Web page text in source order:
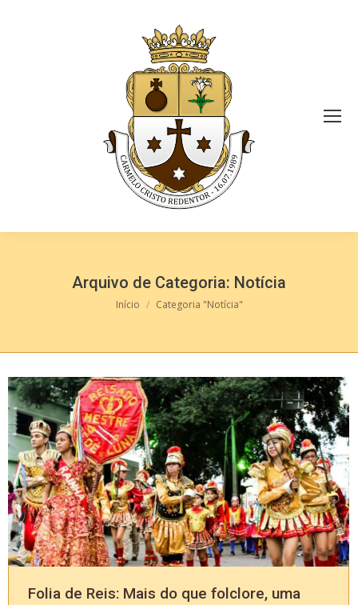
Arquivo de Categoria: Notícia
Você está aqui:
Início Categoria "Notícia"
Folia de Reis: Mais do que folclore, uma